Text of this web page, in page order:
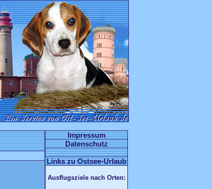
Impressum
Datenschutz
Links zu Ostsee-Urlaub
Ausflugsziele nach Orten: